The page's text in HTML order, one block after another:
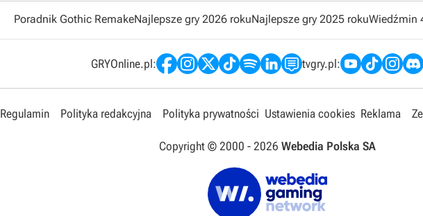
Poradnik Gothic RemakeNajlepsze gry 2026 rokuNajlepsze gry 2025 rokuWiedźmin
GRYOnline.pl: tvgry.pl:
Regulamin Polityka redakcyjna Polityka prywatności Ustawienia cookies Reklama
Copyright © 2000 - 2026 Webedia Polska SA